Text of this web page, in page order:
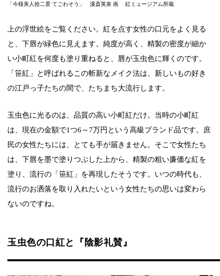
「今様美人拾二景 てごわそう」 溪斎英泉 画 紅ミュージアム所蔵
上の浮世絵をご覧ください。紅を点す女性の口元をよく見る
と、下唇が緑色に見えます。純度が高く、精製の密度が細か
い小町紅を何度も塗り重ねると、唇が玉虫色に輝くのです。
「笹紅」と呼ばれるこの斬新なメイク法は、新しいもの好き
の江戸っ子たちの間で、たちまち大流行します。
玉虫色に光るのは、品質の高い小町紅だけ。当時の小町紅
は、現在の金額で1つ6～7万円という高級ブランド品です。庶
民の女性たちには、とても手が届きません。そこで女性たち
は、下唇を墨で塗りつぶした上から、精製の粗い廉価な紅を
塗り、流行の「笹紅」を再現したそうです。いつの時代も、
流行のお洒落を取り入れたいという女性たちの思いは変わら
ないのですね。
玉虫色の口紅と『陰影礼賛』